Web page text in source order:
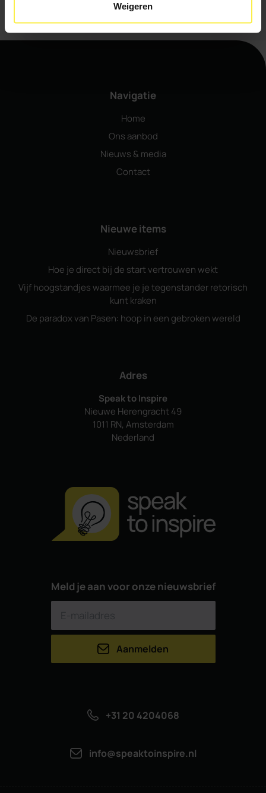
Weigeren
Navigatie
Home
Ons aanbod
Nieuws & media
Contact
Nieuwe items
Nieuwsbrief
Hoe je direct bij de start vertrouwen wekt
Vijf hoogstandjes waarmee je je tegenstander retorisch
kunt kraken
De paradox van Pasen: hoop in een gebroken wereld
Adres
Speak to Inspire
Nieuwe Herengracht 49
1011 RN, Amsterdam
Nederland
Meld je aan voor onze nieuwsbrief
Aanmelden
+31 20 4204068
info@speaktoinspire.nl